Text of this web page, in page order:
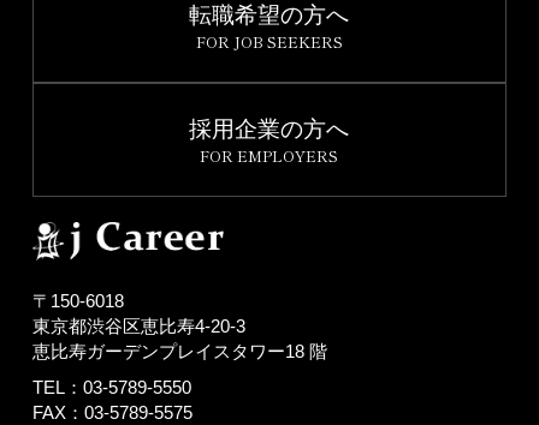
〒150-6018
東京都渋谷区恵比寿4-20-3
恵比寿ガーデンプレイスタワー18 階
TEL：03-5789-5550
FAX：03-5789-5575
転職希望の方へ
FOR JOB SEEKERS
採用企業の方へ
FOR EMPLOYERS